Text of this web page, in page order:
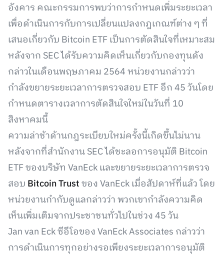
อังคาร คณะกรรมการพบว่าการกำหนดเพิ่มระยะเวลา
เพื่อดำเนินการกับการเปลี่ยนแปลงกฎเกณฑ์ต่าง ๆ ที่
เสนอเกี่ยวกับ Bitcoin ETF เป็นการตัดสินใจที่เหมาะสม
หลังจาก SEC ได้รับความคิดเห็นเกี่ยวกับกองทุนดัง
กล่าวในเดือนพฤษภาคม 2564 หน่วยงานกล่าวว่า
กำลังขยายระยะเวลาการตรวจสอบ ETF อีก 45 วันโดย
กำหนดตารางเวลาการตัดสินใจใหม่ในวันที่ 10
สิงหาคมนี้
ความล่าช้าด้านกฎระเบียบใหม่ครั้งนี้เกิดขึ้นไม่นาน
หลังจากที่สำนักงาน SEC ได้ชะลอการอนุมัติ Bitcoin
ETF ของบริษัท VanEck และขยายระยะเวลาการตรวจ
สอบ Bitcoin Trustของ VanEck เมื่อสัปดาห์ที่แล้ว โดย
หน่วยงานกำกับดูแลกล่าวว่า พวกเขากำลังความคิด
เห็นเพิ่มเติมจากประชาชนทั่วไปในช่วง 45 วัน
Jan van Eck ซีอีโอของ VanEck Associates กล่าวว่า
การดำเนินการทุกอย่างรอเพียงระยะเวลาการอนุมัติ